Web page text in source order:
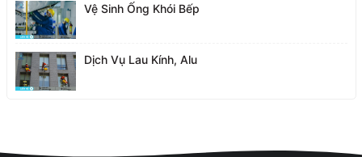
Vệ Sinh Ống Khói Bếp
Dịch Vụ Lau Kính, Alu